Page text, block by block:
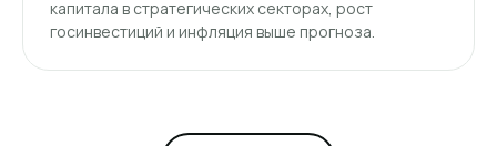
капитала в стратегических секторах, рост
госинвестиций и инфляция выше прогноза.